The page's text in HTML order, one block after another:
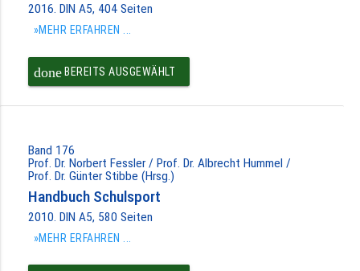
2016. DIN A5, 404 Seiten
»MEHR ERFAHREN ...
doneBEREITS AUSGEWÄHLT
Band 176
Prof. Dr. Norbert Fessler / Prof. Dr. Albrecht Hummel /
Prof. Dr. Günter Stibbe (Hrsg.)
Handbuch Schulsport
2010. DIN A5, 580 Seiten
»MEHR ERFAHREN ...